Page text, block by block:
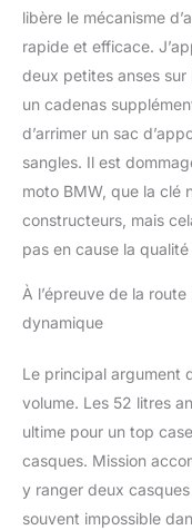
libère le mécanisme
rapide et efficace.
deux petites anses
un cadenas
d’arrimer un sac
sangles. Il est
moto BMW, que la clé
constructeurs, mais
pas en cause la
À l’épreuve de la
dynamique
Le principal argument
volume. Les 52 litres
ultime pour un top
casques. Mission
y ranger deux
souvent impossible